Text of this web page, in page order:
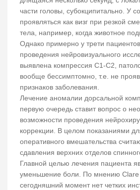
части головы, субокципитально. У
проявляться как визг при резкой
тела, например, когда животное
Однако примерно у трети
проведения нейровизуального
выявлена компрессия С1-С2,
вообще бессимптомно, т.е. не
признаков заболевания.
Лечение аномалии дорсальной
первую очередь ставит вопрос о
возможности проведения
коррекции. В целом показаниями
оперативного вмешательства
сдавления верхних отделов
Главной целью лечения пациента
уменьшение боли. По мнению Clare
сегодняшний момент нет четких